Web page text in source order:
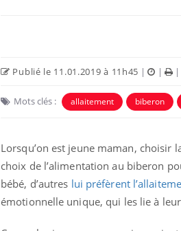
Publié le 11.01.2019 à 11h45 | |
Mots clés : allaitement biberon
Lorsqu’on est jeune maman, choisir
choix de l’alimentation au biberon
bébé, d’autres lui préfèrent
émotionnelle unique, qui les lie à